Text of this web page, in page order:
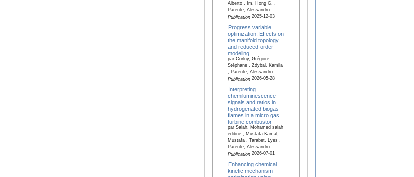
Alberto , Im, Hong G. ,
Parente, Alessandro
Publication2025-12-03
Progress variable
optimization: Effects on
the manifold topology
and reduced-order
modeling
par Corluy, Grégoire
Stéphane , Zdybal, Kamila
, Parente, Alessandro
Publication2026-05-28
Interpreting
chemiluminescence
signals and ratios in
hydrogenated biogas
flames in a micro gas
turbine combustor
par Salah, Mohamed salah
eddine , Mustafa Kamal,
Mustafa , Tarabet, Lyes ,
Parente, Alessandro
Publication2026-07-01
Enhancing chemical
kinetic mechanism